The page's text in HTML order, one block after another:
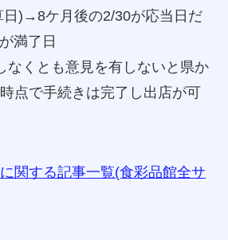
)→8ケ月後の2/30が応当日だ
満了日
なくとも意見を有しないと県か
点で手続きは完了し出店が可
関する記事一覧(食彩品館全サ